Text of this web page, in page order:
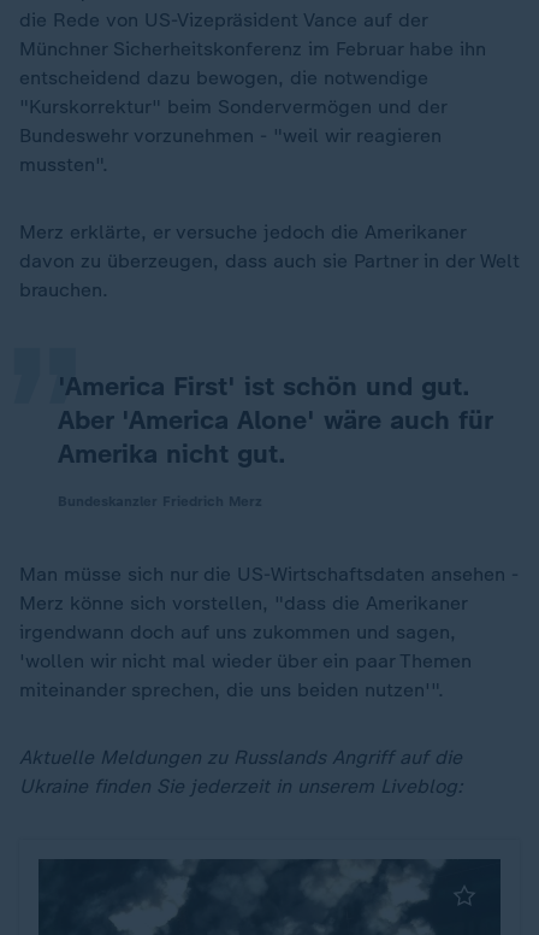
die Rede von US-Vizepräsident Vance auf der
Münchner Sicherheitskonferenz im Februar habe ihn
entscheidend dazu bewogen, die notwendige
"Kurskorrektur" beim Sondervermögen und der
Bundeswehr vorzunehmen - "weil wir reagieren
mussten".
Merz erklärte, er versuche jedoch die Amerikaner
davon zu überzeugen, dass auch sie Partner in der Welt
brauchen.
'America First' ist schön und gut.
Aber 'America Alone' wäre auch für
Amerika nicht gut.
„
Man müsse sich nur die US-Wirtschaftsdaten ansehen -
Merz könne sich vorstellen, "dass die Amerikaner
irgendwann doch auf uns zukommen und sagen,
'wollen wir nicht mal wieder über ein paar Themen
miteinander sprechen, die uns beiden nutzen'".
Aktuelle Meldungen zu Russlands Angriff auf die
Ukraine finden Sie jederzeit in unserem Liveblog: